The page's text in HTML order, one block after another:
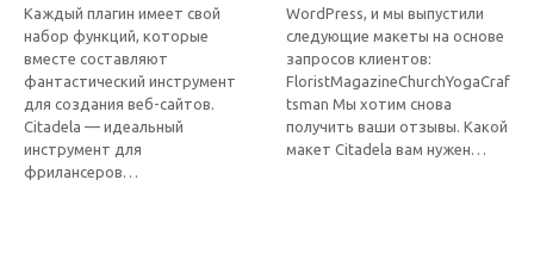
Каждый плагин имеет свой
набор функций, которые
вместе составляют
фантастический инструмент
для создания веб-сайтов.
Citadela — идеальный
инструмент для
фрилансеров…
WordPress, и мы выпустили
следующие макеты на основе
запросов клиентов:
FloristMagazineChurchYogaCraf
tsman Мы хотим снова
получить ваши отзывы. Какой
макет Citadela вам нужен…